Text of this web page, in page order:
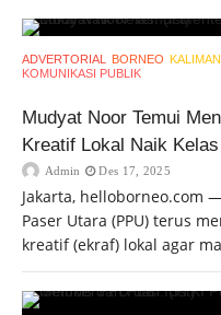
ADVERTORIAL BORNEO
KOMUNIKASI PUBLIK
Mudyat Noor Temui
Kreatif Lokal Naik Kelas
Admin Des 17, 2025
Jakarta, helloborneo.com
Paser Utara (PPU) terus
kreatif (ekraf) lokal agar